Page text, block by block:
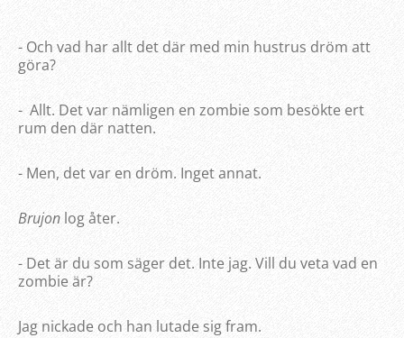
- Och vad har allt det där med min hustrus dröm att
göra?
- Allt. Det var nämligen en zombie som besökte ert
rum den där natten.
- Men, det var en dröm. Inget annat.
Brujon log åter.
- Det är du som säger det. Inte jag. Vill du veta vad en
zombie är?
Jag nickade och han lutade sig fram.